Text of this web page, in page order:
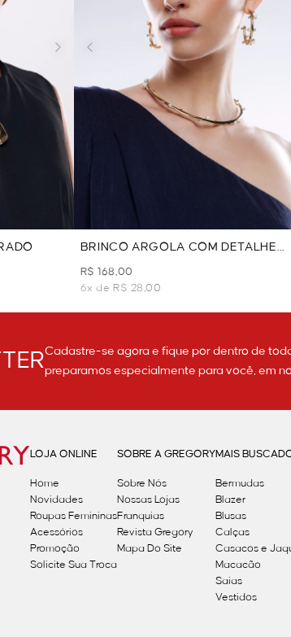
BRINCO ARGOLA COM DETALHE
PÉROLA - DOURADO
R$ 168,00
6x de R$ 28,00
Cadastre-se agora e fique por dentro de
preparamos especialmente para você, em
LOJA ONLINE
Home
Novidades
Roupas Femininas
Acessórios
Promoção
Solicite Sua Troca
SOBRE A GREGORY
Sobre Nós
Nossas Lojas
Franquias
Revista Gregory
Mapa Do Site
MAIS
Bermudas
Blazer
Blusas
Calças
Casacos e
Macacão
Saias
Vestidos